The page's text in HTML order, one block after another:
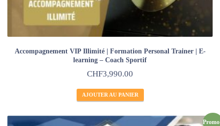
Accompagnement VIP Illimité | Formation Personal Trainer | E-
learning – Coach Sportif
CHF3,990.00
AJOUTER AU PANIER